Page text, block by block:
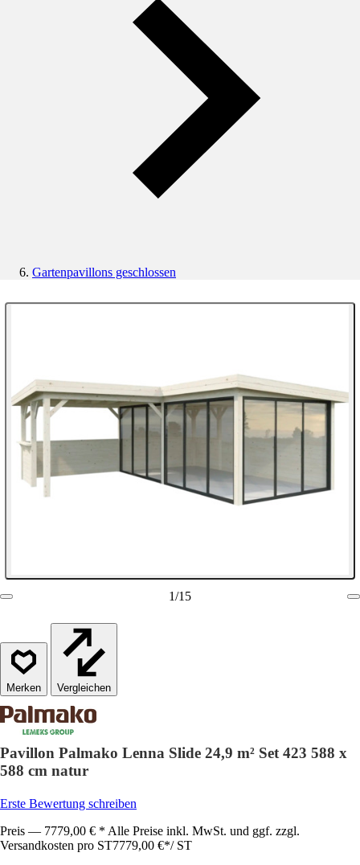
Gartenpavillons geschlossen
1/15
Vergleichen
Pavillon Palmako Lenna Slide 24,9 m² Set 423 588 x
588 cm natur
Erste Bewertung schreiben
Preis — 7779,00 € * Alle Preise inkl. MwSt. und ggf. zzgl.
Versandkosten pro ST7779,00 €*/ ST